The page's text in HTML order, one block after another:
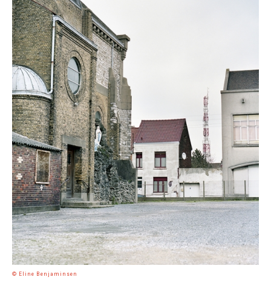
© Eline Benjaminsen